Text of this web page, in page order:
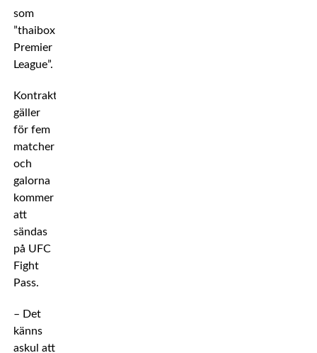
som
”thaiboxningens
Premier
League”.
Kontraktet
gäller
för fem
matcher
och
galorna
kommer
att
sändas
på UFC
Fight
Pass.
– Det
känns
askul att